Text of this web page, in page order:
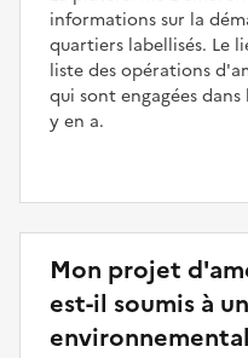
informations sur la
quartiers labellisés. Le
liste des opérations
qui sont engagées
y en a.
Mon projet
est-il soumis à